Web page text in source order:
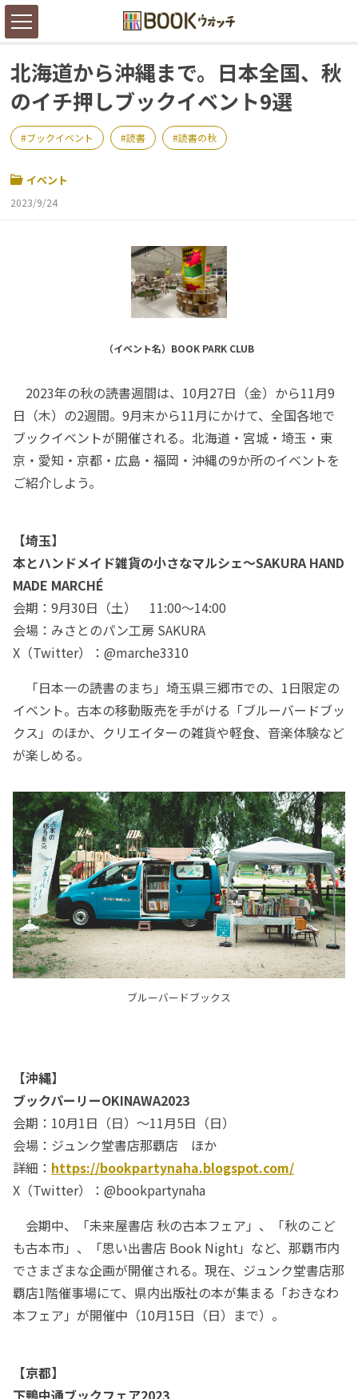
北海道から沖縄まで。日本全国、秋
のイチ押しブックイベント9選
ブックイベント 読書 読書の秋
イベント
2023/9/24
（イベント名）BOOK PARK CLUB
2023年の秋の読書週間は、10月27日（金）から11月9
日（木）の2週間。9月末から11月にかけて、全国各地で
ブックイベントが開催される。北海道・宮城・埼玉・東
京・愛知・京都・広島・福岡・沖縄の9か所のイベントを
ご紹介しよう。
【埼玉】
本とハンドメイド雑貨の小さなマルシェ～SAKURA HAND
MADE MARCHÉ
会期：9月30日（土） 11:00～14:00
会場：みさとのパン工房 SAKURA
X（Twitter）：@marche3310
「日本一の読書のまち」埼玉県三郷市での、1日限定の
イベント。古本の移動販売を手がける「ブルーバードブッ
クス」のほか、クリエイターの雑貨や軽食、音楽体験など
が楽しめる。
ブルーバードブックス
【沖縄】
ブックパーリーOKINAWA2023
会期：10月1日（日）～11月5日（日）
会場：ジュンク堂書店那覇店 ほか
詳細： https://bookpartynaha.blogspot.com/
X（Twitter）：@bookpartynaha
会期中、「未来屋書店 秋の古本フェア」、「秋のこど
も古本市」、「思い出書店 Book Night」など、那覇市内
でさまざまな企画が開催される。現在、ジュンク堂書店那
覇店1階催事場にて、県内出版社の本が集まる「おきなわ
本フェア」が開催中（10月15日（日）まで）。
【京都】